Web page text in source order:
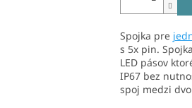
Spojka pre
s 5x pin.
LED pásov
IP67 bez
spoj medzi